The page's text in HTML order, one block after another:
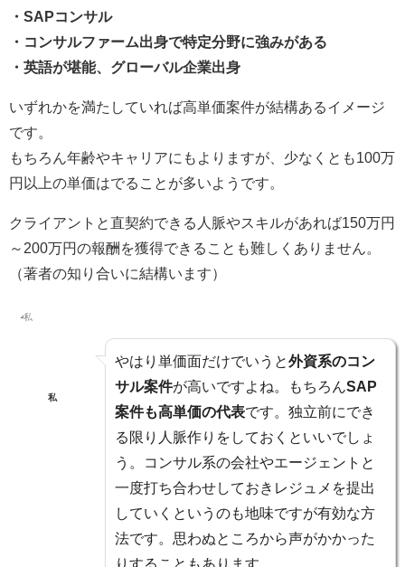
・SAPコンサル
・コンサルファーム出身で特定分野に強みがある
・英語が堪能、グローバル企業出身
いずれかを満たしていれば高単価案件が結構あるイメージ
です。
もちろん年齢やキャリアにもよりますが、 少なくとも100万
円以上の単価はでることが多いようです。
クライアントと直契約できる人脈やスキルがあれば150万円
～200万円の報酬を獲得できることも難しくありません。
（著者の知り合いに結構います）
私
やはり単価面だけでいうと外資系のコン
サル案件が高いですよね。もちろん SAP
案件も高単価の代表です。独立前にでき
る限り人脈作りをしておくといいでしょ
う。
コンサル系の会社やエージェントと
一度打ち合わせしておき レジュメを提出
していく というのも地味ですが有効な方
法です。思わぬところから声がかかった
りすることもあります。